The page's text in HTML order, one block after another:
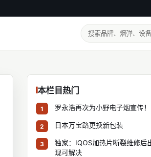
本栏目热门
1 罗永浩再次为小野电子烟宣传！
2 日本万宝路更换新包装
3
独家：IQOS加热片断裂维修后
现可解决